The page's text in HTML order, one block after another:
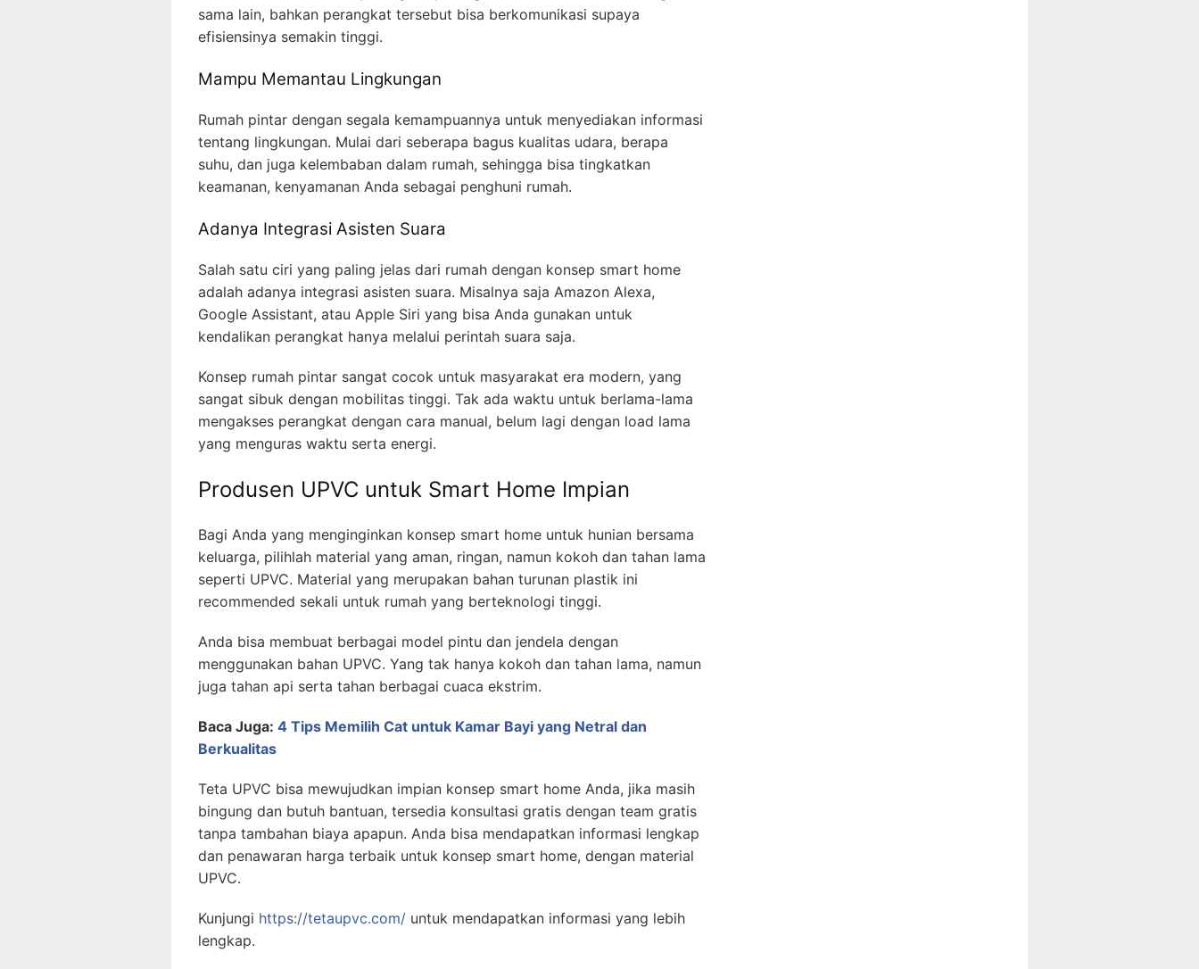
sama lain, bahkan perangkat tersebut bisa berkomunikasi supaya
efisiensinya semakin tinggi.
Mampu Memantau Lingkungan
Rumah pintar dengan segala kemampuannya untuk menyediakan informasi
tentang lingkungan. Mulai dari seberapa bagus kualitas udara, berapa
suhu, dan juga kelembaban dalam rumah, sehingga bisa tingkatkan
keamanan, kenyamanan Anda sebagai penghuni rumah.
Adanya Integrasi Asisten Suara
Salah satu ciri yang paling jelas dari rumah dengan konsep smart home
adalah adanya integrasi asisten suara. Misalnya saja Amazon Alexa,
Google Assistant, atau Apple Siri yang bisa Anda gunakan untuk
kendalikan perangkat hanya melalui perintah suara saja.
Konsep rumah pintar sangat cocok untuk masyarakat era modern, yang
sangat sibuk dengan mobilitas tinggi. Tak ada waktu untuk berlama-lama
mengakses perangkat dengan cara manual, belum lagi dengan load lama
yang menguras waktu serta energi.
Produsen UPVC untuk Smart Home Impian
Bagi Anda yang menginginkan konsep smart home untuk hunian bersama
keluarga, pilihlah material yang aman, ringan, namun kokoh dan tahan lama
seperti UPVC. Material yang merupakan bahan turunan plastik ini
recommended sekali untuk rumah yang berteknologi tinggi.
Anda bisa membuat berbagai model pintu dan jendela dengan
menggunakan bahan UPVC. Yang tak hanya kokoh dan tahan lama, namun
juga tahan api serta tahan berbagai cuaca ekstrim.
Baca Juga: 4 Tips Memilih Cat untuk Kamar Bayi yang Netral dan
Berkualitas
Teta UPVC bisa mewujudkan impian konsep smart home Anda, jika masih
bingung dan butuh bantuan, tersedia konsultasi gratis dengan team gratis
tanpa tambahan biaya apapun. Anda bisa mendapatkan informasi lengkap
dan penawaran harga terbaik untuk konsep smart home, dengan material
UPVC.
Kunjungi https://tetaupvc.com/ untuk mendapatkan informasi yang lebih
lengkap.